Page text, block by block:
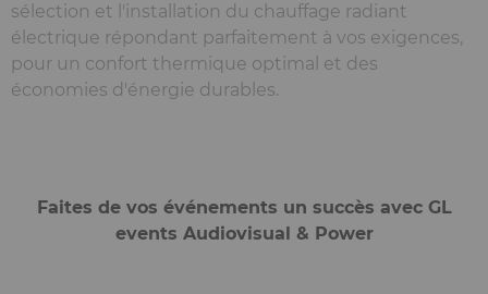
sélection et l'installation du chauffage radiant
électrique répondant parfaitement à vos exigences,
pour un confort thermique optimal et des
économies d'énergie durables.
Faites de vos événements un succès avec GL
events Audiovisual & Power